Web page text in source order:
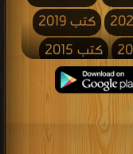
كتب 2019
كتب 2015
كتب 2011
كتب 2003